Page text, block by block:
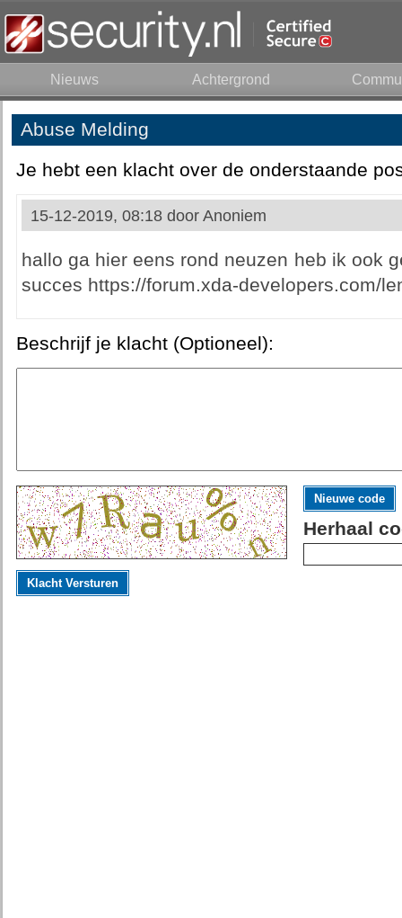
Nieuws Achtergrond
Abuse Melding
Je hebt een klacht over de onderstaande
15-12-2019, 08:18 door Anoniem
hallo ga hier eens rond neuzen heb ik ook
succes https://forum.xda-developers.com/
Beschrijf je klacht (Optioneel):
Nieuwe code
Herhaal
Klacht Versturen